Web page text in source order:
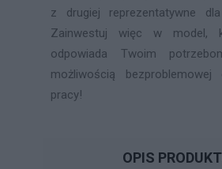
z drugiej reprezentatywne
Zainwestuj więc w model,
odpowiada Twoim
możliwością
pracy!
OPIS